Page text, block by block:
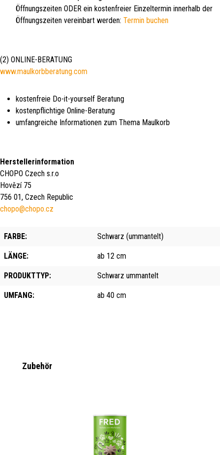
Öffnungszeiten ODER ein kostenfreier Einzeltermin innerhalb der
Öffnungszeiten vereinbart werden: Termin buchen
(2) ONLINE-BERATUNG
www.maulkorbberatung.com
kostenfreie Do-it-yourself Beratung
kostenpflichtige Online-Beratung
umfangreiche Informationen zum Thema Maulkorb
Herstellerinformation
CHOPO Czech s.r.o
Hovězí 75
756 01, Czech Republic
chopo@chopo.cz
FARBE: Schwarz (ummantelt)
LÄNGE: ab 12 cm
PRODUKTTYP: Schwarz ummantelt
UMFANG: ab 40 cm
Produktgalerie überspringen
Zubehör